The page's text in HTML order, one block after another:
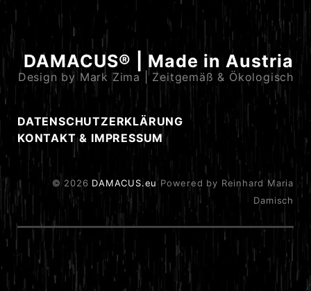
DAMACUS® | Made in Austria
Design by Mark Zima | Zeitgemäß & Ökologisch
DATENSCHUTZERKLÄRUNG
KONTAKT & IMPRESSUM
© 2026 DAMACUS.eu Powered by Reinhard Maria
Damisch